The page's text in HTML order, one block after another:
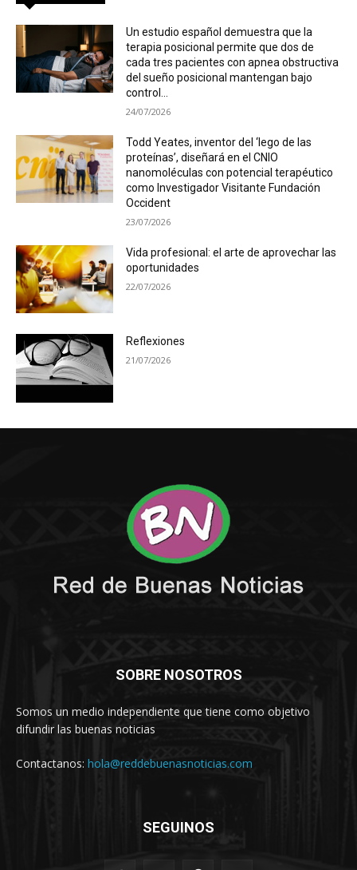
Un estudio español demuestra que la
terapia posicional permite que dos de
cada tres pacientes con apnea obstructiva
del sueño posicional mantengan bajo
control...
24/07/2026
Todd Yeates, inventor del ‘lego de las
proteínas’, diseñará en el CNIO
nanomoléculas con potencial terapéutico
como Investigador Visitante Fundación
Occident
23/07/2026
Vida profesional: el arte de aprovechar las
oportunidades
22/07/2026
Reflexiones
21/07/2026
SOBRE NOSOTROS
Somos un medio independiente que tiene como objetivo
difundir las buenas noticias
Contactanos: hola@reddebuenasnoticias.com
SEGUINOS